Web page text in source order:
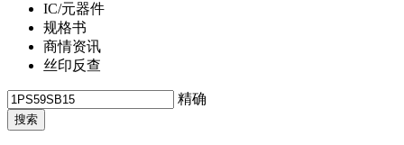
IC/元器件
规格书
商情资讯
丝印反查
精确